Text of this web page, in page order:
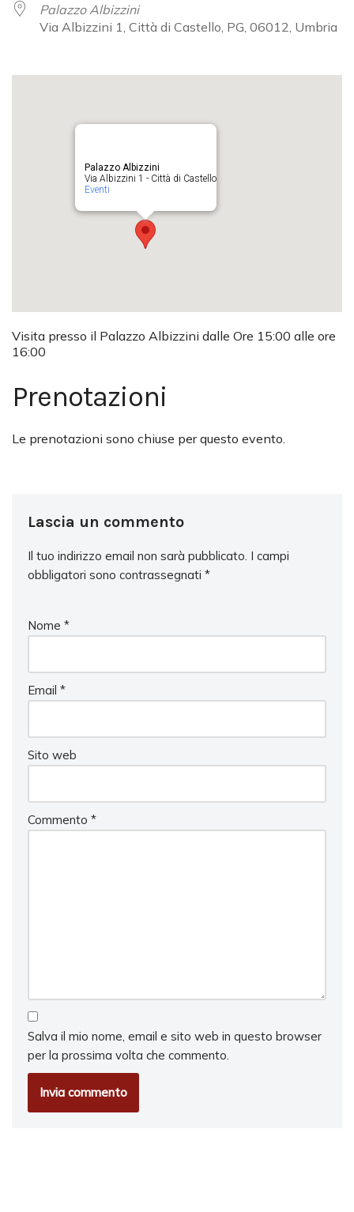
Palazzo Albizzini
Via Albizzini 1, Città di Castello, PG, 06012, Umbria
Palazzo Albizzini
Via Albizzini 1 - Città di Castello
Eventi
Visita presso il Palazzo Albizzini dalle Ore 15:00 alle ore
16:00
Prenotazioni
Le prenotazioni sono chiuse per questo evento.
Lascia un commento
Il tuo indirizzo email non sarà pubblicato. I campi
obbligatori sono contrassegnati *
Nome *
Email *
Sito web
Commento *
Salva il mio nome, email e sito web in questo browser
per la prossima volta che commento.